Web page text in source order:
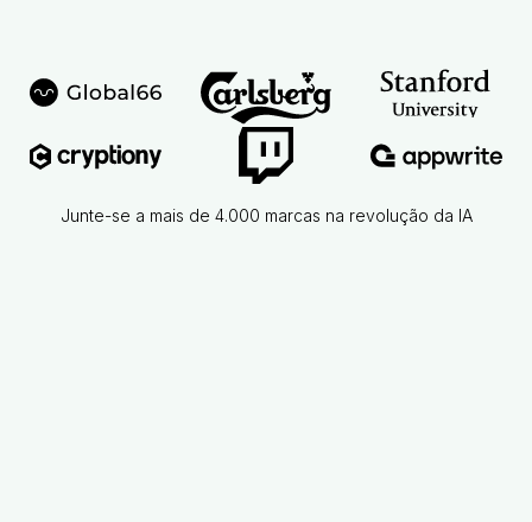
Junte-se a mais de 4.000 marcas na revolução da IA